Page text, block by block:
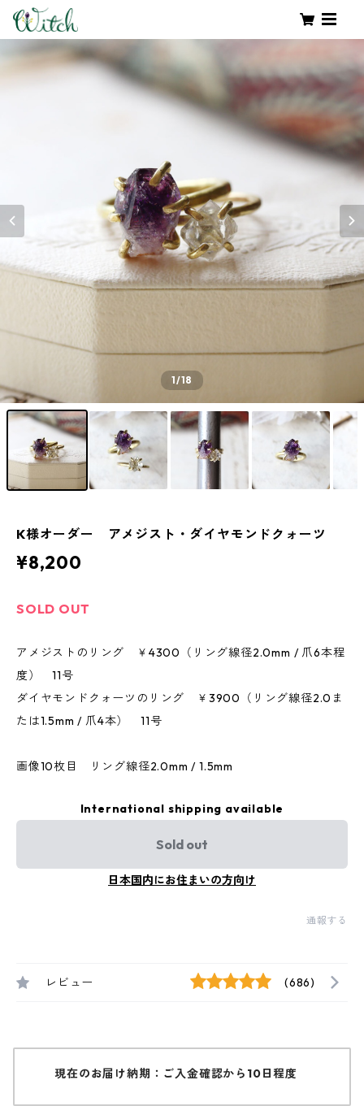
1/18
K様オーダー アメジスト・ダイヤモンドクォーツ
¥8,200
SOLD OUT
アメジストのリング ￥4300（リング線径2.0mm / 爪6本程
度） 11号
ダイヤモンドクォーツのリング ￥3900（リング線径2.0ま
たは1.5mm / 爪4本） 11号
画像10枚目 リング線径2.0mm / 1.5mm
International shipping available
Sold out
日本国内にお住まいの方向け
通報する
レビュー (686)
現在のお届け納期：ご入金確認から10日程度